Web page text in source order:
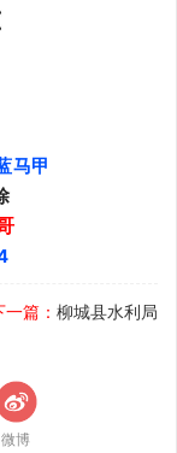
马甲
一篇： 柳城县水利局
微博